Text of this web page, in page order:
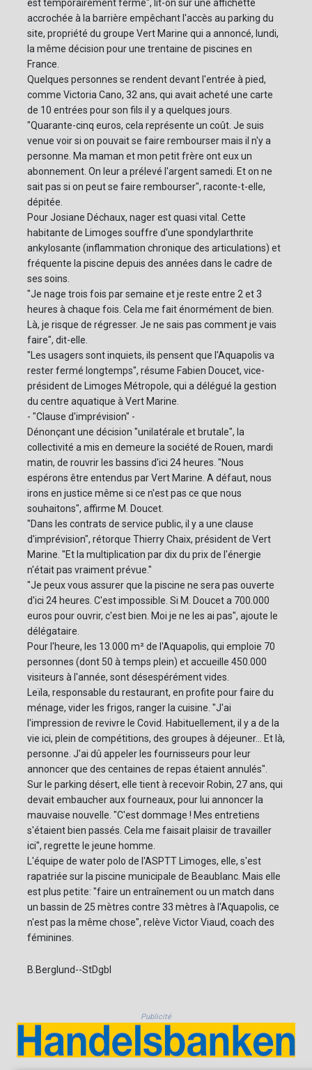
est temporairement fermé", lit-on sur une affichette
accrochée à la barrière empêchant l'accès au parking du
site, propriété du groupe Vert Marine qui a annoncé, lundi,
la même décision pour une trentaine de piscines en
France.
Quelques personnes se rendent devant l'entrée à pied,
comme Victoria Cano, 32 ans, qui avait acheté une carte
de 10 entrées pour son fils il y a quelques jours.
"Quarante-cinq euros, cela représente un coût. Je suis
venue voir si on pouvait se faire rembourser mais il n'y a
personne. Ma maman et mon petit frère ont eux un
abonnement. On leur a prélevé l'argent samedi. Et on ne
sait pas si on peut se faire rembourser", raconte-t-elle,
dépitée.
Pour Josiane Déchaux, nager est quasi vital. Cette
habitante de Limoges souffre d'une spondylarthrite
ankylosante (inflammation chronique des articulations) et
fréquente la piscine depuis des années dans le cadre de
ses soins.
"Je nage trois fois par semaine et je reste entre 2 et 3
heures à chaque fois. Cela me fait énormément de bien.
Là, je risque de régresser. Je ne sais pas comment je vais
faire", dit-elle.
"Les usagers sont inquiets, ils pensent que l'Aquapolis va
rester fermé longtemps", résume Fabien Doucet, vice-
président de Limoges Métropole, qui a délégué la gestion
du centre aquatique à Vert Marine.
- "Clause d'imprévision" -
Dénonçant une décision "unilatérale et brutale", la
collectivité a mis en demeure la société de Rouen, mardi
matin, de rouvrir les bassins d'ici 24 heures. "Nous
espérons être entendus par Vert Marine. A défaut, nous
irons en justice même si ce n'est pas ce que nous
souhaitons", affirme M. Doucet.
"Dans les contrats de service public, il y a une clause
d'imprévision", rétorque Thierry Chaix, président de Vert
Marine. "Et la multiplication par dix du prix de l'énergie
n'était pas vraiment prévue."
"Je peux vous assurer que la piscine ne sera pas ouverte
d'ici 24 heures. C'est impossible. Si M. Doucet a 700.000
euros pour ouvrir, c'est bien. Moi je ne les ai pas", ajoute le
délégataire.
Pour l'heure, les 13.000 m² de l'Aquapolis, qui emploie 70
personnes (dont 50 à temps plein) et accueille 450.000
visiteurs à l'année, sont désespérément vides.
Leïla, responsable du restaurant, en profite pour faire du
ménage, vider les frigos, ranger la cuisine. "J'ai
l'impression de revivre le Covid. Habituellement, il y a de la
vie ici, plein de compétitions, des groupes à déjeuner... Et là,
personne. J'ai dû appeler les fournisseurs pour leur
annoncer que des centaines de repas étaient annulés".
Sur le parking désert, elle tient à recevoir Robin, 27 ans, qui
devait embaucher aux fourneaux, pour lui annoncer la
mauvaise nouvelle. "C'est dommage ! Mes entretiens
s'étaient bien passés. Cela me faisait plaisir de travailler
ici", regrette le jeune homme.
L'équipe de water polo de l'ASPTT Limoges, elle, s'est
rapatriée sur la piscine municipale de Beaublanc. Mais elle
est plus petite: "faire un entraînement ou un match dans
un bassin de 25 mètres contre 33 mètres à l'Aquapolis, ce
n'est pas la même chose", relève Victor Viaud, coach des
féminines.
B.Berglund--StDgbl
Publicité